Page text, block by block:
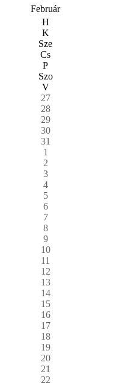
Február
H
K
Sze
Cs
P
Szo
V
27
28
29
30
31
1
2
3
4
5
6
7
8
9
10
11
12
13
14
15
16
17
18
19
20
21
22